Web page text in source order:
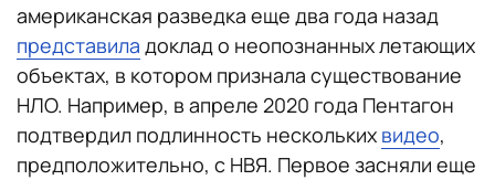
американская разведка еще два года назад
представила доклад о неопознанных летающих
объектах, в котором признала существование
НЛО. Например, в апреле 2020 года Пентагон
подтвердил подлинность нескольких видео,
предположительно, с НВЯ. Первое засняли еще